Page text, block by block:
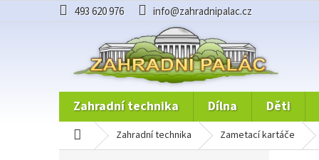
na
493 620 976 info@zahradnipalac.cz
zahradní technika dílna děti
domů zahradní technika zametací kartáče